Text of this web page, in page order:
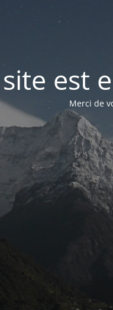
est
Merci de